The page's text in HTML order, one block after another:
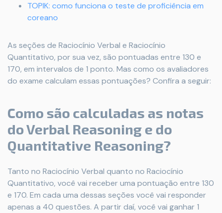
TOPIK: como funciona o teste de proficiência em
coreano
As seções de Raciocínio Verbal e Raciocínio
Quantitativo, por sua vez, são pontuadas entre 130 e
170, em intervalos de 1 ponto. Mas como os avaliadores
do exame calculam essas pontuações? Confira a seguir:
Como são calculadas as notas
do Verbal Reasoning e do
Quantitative Reasoning?
Tanto no Raciocínio Verbal quanto no Raciocínio
Quantitativo, você vai receber uma pontuação entre 130
e 170. Em cada uma dessas seções você vai responder
apenas a 40 questões. A partir daí, você vai ganhar 1